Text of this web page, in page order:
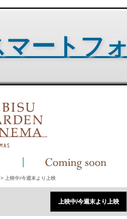
> 上映中/今週末より上映
上映中/今週末より上映